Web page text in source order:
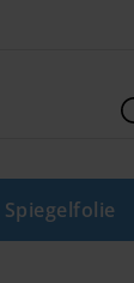
Spiegelfolie